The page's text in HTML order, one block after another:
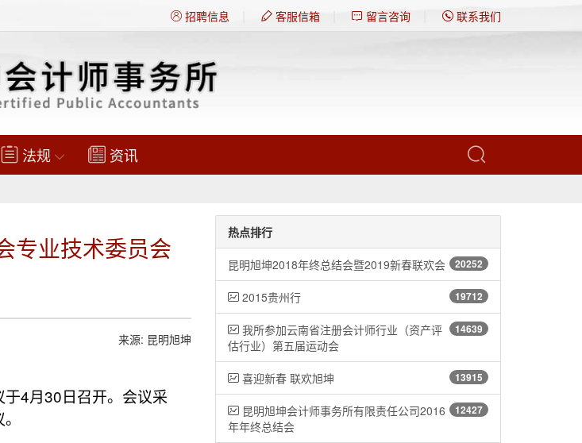
招聘信息 客服信箱 留言咨询 联系我们
法规 资讯
专业技术委员会
来源: 昆明旭坤
4月30日召开。会议采
热点排行
20252
昆明旭坤2018年终总结会暨2019新春联欢会
19712
2015贵州行
14639
我所参加云南省注册会计师行业（资产评
估行业）第五届运动会
13915
喜迎新春 联欢旭坤
12427
昆明旭坤会计师事务所有限责任公司2016
年年终总结会